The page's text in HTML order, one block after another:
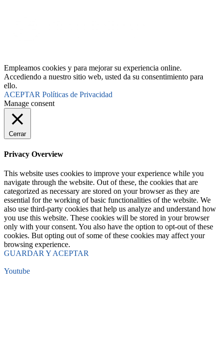
Empleamos cookies y para mejorar su experiencia online.
Accediendo a nuestro sitio web, usted da su consentimiento para
ello.
ACEPTAR Políticas de Privacidad
Manage consent
Cerrar
Privacy Overview
This website uses cookies to improve your experience while you
navigate through the website. Out of these, the cookies that are
categorized as necessary are stored on your browser as they are
essential for the working of basic functionalities of the website. We
also use third-party cookies that help us analyze and understand how
you use this website. These cookies will be stored in your browser
only with your consent. You also have the option to opt-out of these
cookies. But opting out of some of these cookies may affect your
browsing experience.
GUARDAR Y ACEPTAR
Youtube